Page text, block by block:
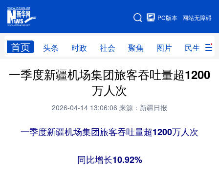
网站无障碍
PC版本
首页 头条 时政 社会 聚焦 图片 民生
网站地图
头条 时政 社会 聚焦
服务
云游新疆 云端悦读 云看书画 光影新疆
融媒体联播 廉政频道
一季度新疆机场集团旅客吞吐量超1200
万人次
2026-04-14 13:06:06 来源：新疆日报
一季度新疆机场集团旅客吞吐量超1200万人次
同比增长10.92%